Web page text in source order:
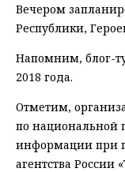
Вечером
Республики,
Напомним, блог-
2018 года.
Отметим,
по национальной
информации при
агентства России